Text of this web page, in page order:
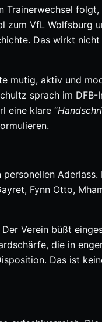
Trainerwechsel
zum VfL Wolfsburg
Das wirkt
mutig, aktiv und
sprach im
eine klare “
Fynn Otto,
Verein büßt
die in
Das ist